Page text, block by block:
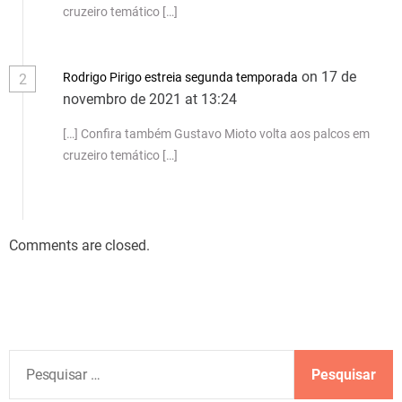
cruzeiro temático […]
2 Rodrigo Pirigo estreia segunda temporada on 17 de
novembro de 2021 at 13:24
[…] Confira também Gustavo Mioto volta aos palcos em
cruzeiro temático […]
Comments are closed.